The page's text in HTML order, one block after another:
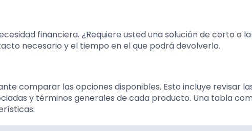
financiera. ¿Requiere usted una solución de corto o
necesario y el tiempo en el que podrá devolverlo.
comparar las opciones disponibles. Esto incluye revisar
y términos generales de cada producto. Una tabla